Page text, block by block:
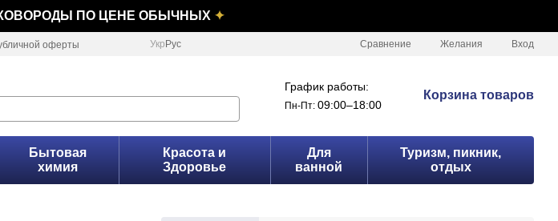
ПО ЦЕНЕ ОБЫЧНЫХ ✦
оферты Укр Рус Сравнение Желания Вход
График работы:
Пн-Пт: 09:00–18:00
Корзина товаров
Бытовая
химия
Красота и
Здоровье
Для
ванной
Туризм, пикник,
отдых